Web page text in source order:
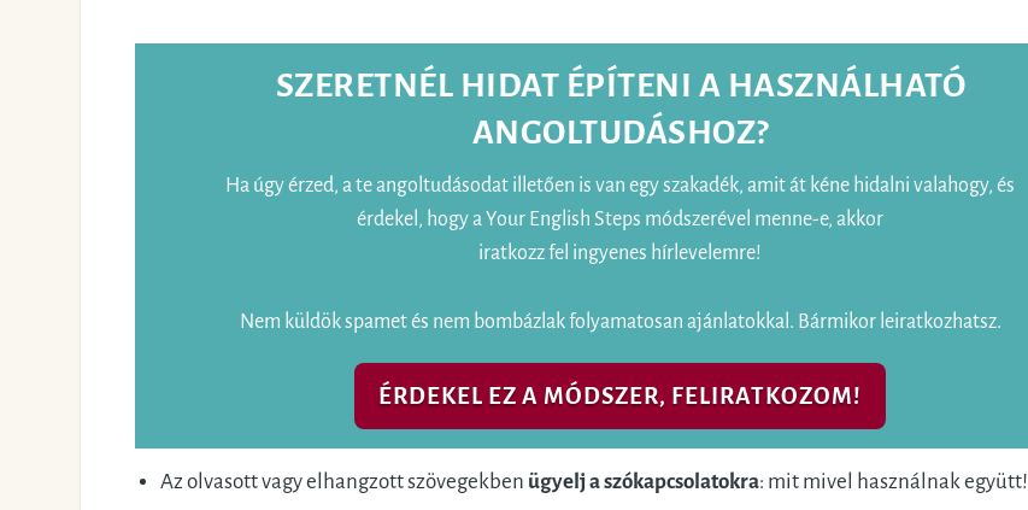
SZERETNÉL HIDAT ÉPÍTENI A HASZNÁLHATÓ
ANGOLTUDÁSHOZ?
Ha úgy érzed, a te angoltudásodat illetően is van egy szakadék, amit át kéne hidalni valahogy, és
érdekel, hogy a Your English Steps módszerével menne-e, akkor
iratkozz fel ingyenes hírlevelemre!
Nem küldök spamet és nem bombázlak folyamatosan ajánlatokkal. Bármikor leiratkozhatsz.
ÉRDEKEL EZ A MÓDSZER, FELIRATKOZOM!
Az olvasott vagy elhangzott szövegekben ügyelj a szókapcsolatokra: mit mivel használnak együtt!